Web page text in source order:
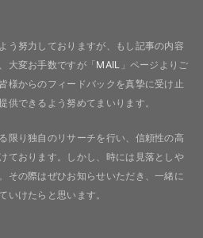
う努力しておりますが、もし記事の内容
大変お手数ですが「MAIL 」ページよりご
様からのフィードバックを真摯に受け止
供できるよう努めてまいります。
限り独自のリサーチを行い、信頼性の高
ております。しかし、時には見落としや
その際はぜひお知らせいただき、一緒に
いけたらと思います。